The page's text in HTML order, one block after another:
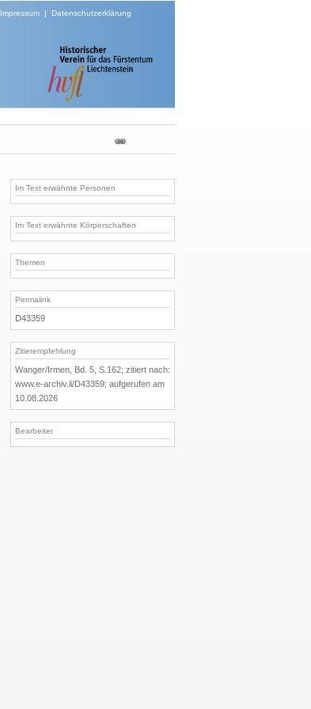
Impressum| Datenschutzerklärung
Im Text erwähnte Personen
Im Text erwähnte Körperschaften
Themen
Permalink
D43359
Zitierempfehlung
Wanger/Irmen, Bd. 5, S.162; zitiert nach:
www.e-archiv.li/D43359; aufgerufen am
10.08.2026
Bearbeiter